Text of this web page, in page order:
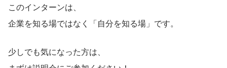
このインターンは、
企業を知る場ではなく「自分を知る場」です。
少しでも気になった方は、